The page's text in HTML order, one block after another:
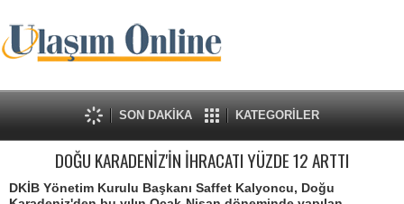
SON DAKİKA KATEGORİLER
DOĞU KARADENİZ'İN İHRACATI YÜZDE 12 ARTTI
DKİB Yönetim Kurulu Başkanı Saffet Kalyoncu, Doğu